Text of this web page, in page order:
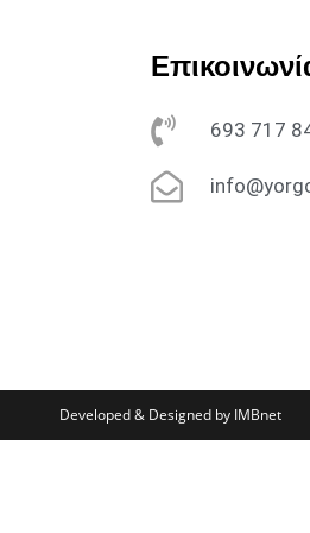
693 717
Developed & Designed by IMBnet